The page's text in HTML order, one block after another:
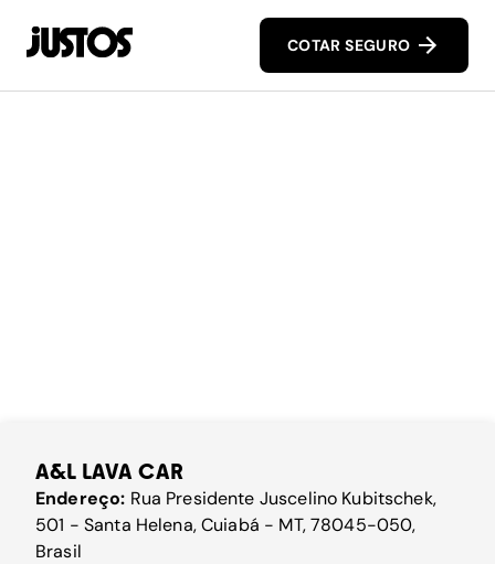
COTAR SEGURO
A&L LAVA CAR
Endereço: Rua Presidente Juscelino Kubitschek,
501 - Santa Helena, Cuiabá - MT, 78045-050,
Brasil